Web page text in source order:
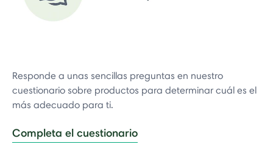
Responde a unas sencillas preguntas en nuestro
cuestionario sobre productos para determinar cuál es el
más adecuado para ti.
Completa el cuestionario